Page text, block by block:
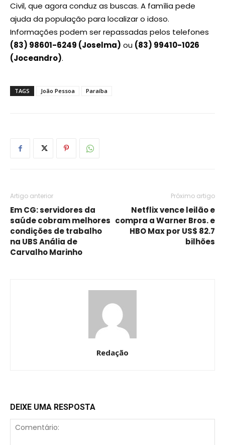
Civil, que agora conduz as buscas. A família pede
ajuda da população para localizar o idoso.
Informações podem ser repassadas pelos telefones
(83) 98601-6249 (Joselma) ou (83) 99410-1026
(Joceandro).
TAGS João Pessoa Paraíba
Artigo anterior
Em CG: servidores da
saúde cobram melhores
condições de trabalho
na UBS Anália de
Carvalho Marinho
Próximo artigo
Netflix vence leilão e
compra a Warner Bros. e
HBO Max por US$ 82.7
bilhões
Redação
DEIXE UMA RESPOSTA